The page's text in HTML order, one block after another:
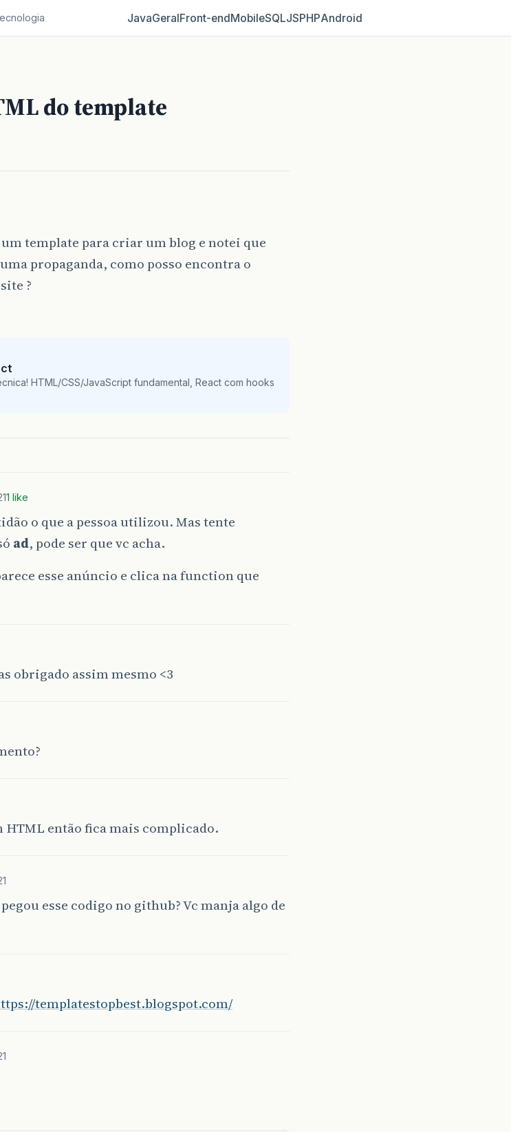
JavaGeralFront‑endMobileSQLJSPHPAndroid
do template
template para criar um blog e notei que
propaganda, como posso encontra o
?
HTML/CSS/JavaScript fundamental, React com hooks
1 like
o que a pessoa utilizou. Mas tente
ad, pode ser que vc acha.
esse anúncio e clica na function que
obrigado assim mesmo <3
HTML então fica mais complicado.
esse codigo no github? Vc manja algo de
templatestopbest.blogspot.com/